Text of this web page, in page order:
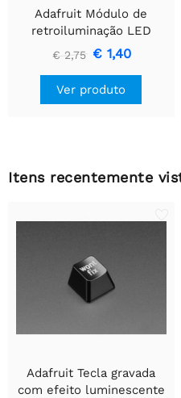
Adafruit Módulo de
retroiluminação LED
branco - Pequeno 12 mm
x 40 mm
€ 2,75 € 1,40
Ver produto
Itens recentemente
Adafruit Tecla gravada
com efeito luminescente